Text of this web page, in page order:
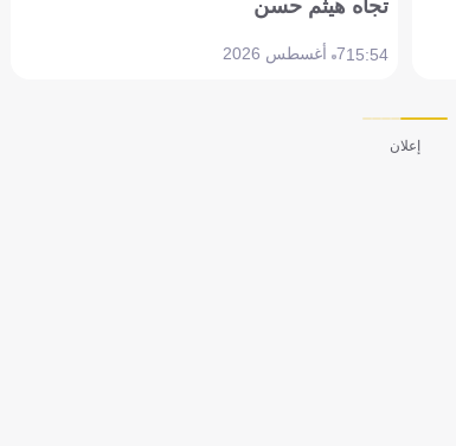
تجاه هيثم حسن
15:547 أغسطس 2026
إعلان